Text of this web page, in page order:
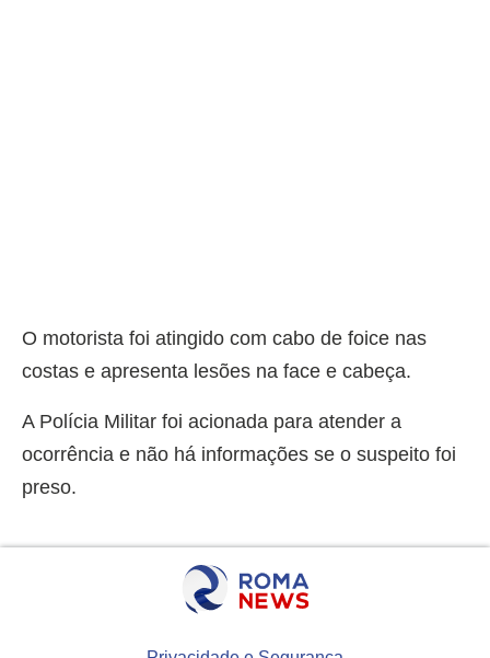
O motorista foi atingido com cabo de foice nas
costas e apresenta lesões na face e cabeça.
A Polícia Militar foi acionada para atender a
ocorrência e não há informações se o suspeito foi
preso.